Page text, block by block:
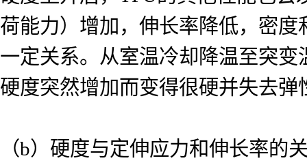
荷能力）增加，伸长率降低，密
一定关系。从室温冷却降温至突
硬度突然增加而变得很硬并失去
（b）硬度与定伸应力和伸长率的